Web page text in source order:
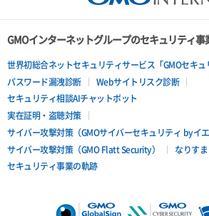
GMOインターネットグループのセキュリティ事
世界初総合ネットセキュリティサービス「GMOセキュ
パスワード漏洩診断
Webサイトリスク診断
セキュリティ相談AIチャットボット
実在証明・盗聴対策
サイバー攻撃対策（GMOサイバーセキュリティ byイエ
サイバー攻撃対策（GMO Flatt Security）
なりす
セキュリティ事業の軌跡